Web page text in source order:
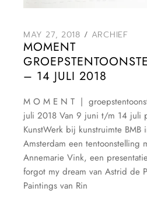
MAY 27, 2018 ARCHIEF
MOMENT
– 14 JULI 2018
M O M E N T |
juli 2018 Van 9 juni t/m 14 juli
KunstWerk bij kunstruimte BMB
Amsterdam een tentoonstelling
Annemarie Vink, een
forgot my dream van Astrid de
Paintings van Rin